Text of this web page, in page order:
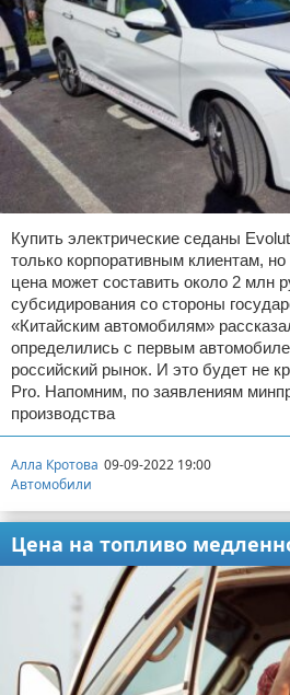
Купить электрические седаны
только корпоративным клиентам,
цена может составить около 2 млн
субсидирования со стороны
«Китайским автомобилям»
определились с первым
российский рынок. И это будет не
Pro. Напомним, по заявлениям
производства
Алла Кротова 09-09-2022 19:00
Автомобили
Цена на топливо